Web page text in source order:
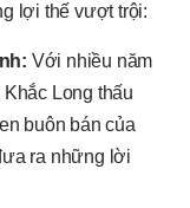
lợi thế vượt trội:
Với nhiều năm
Long thấu
buôn bán của
ra những lời